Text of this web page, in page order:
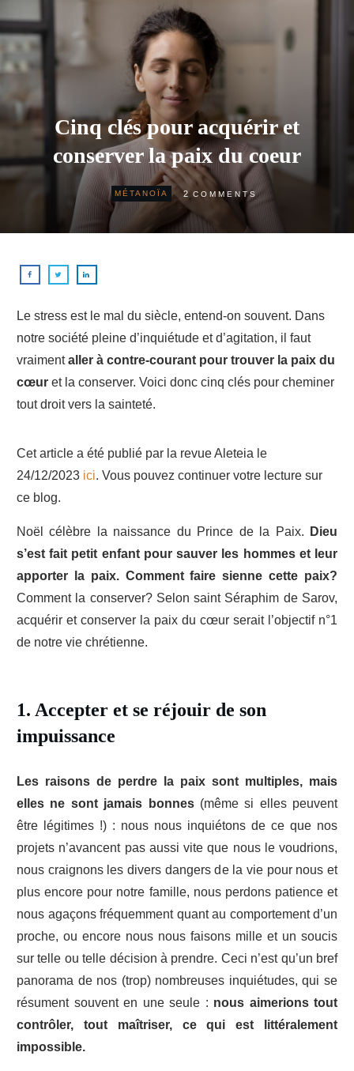
Cinq clés pour acquérir et
conserver la paix du coeur
MÉTANOÏA 2 COMMENTS
Le stress est le mal du siècle, entend-on souvent. Dans
notre société pleine d’inquiétude et d’agitation, il faut
vraimentaller à contre-courant pour trouver la paix du
cœur et la conserver. Voici donc cinq clés pour cheminer
tout droit vers la sainteté.
Cet article a été publié par la revue Aleteia le
24/12/2023 ici. Vous pouvez continuer votre lecture sur
ce blog.
Noël célèbre la naissance du Prince de la Paix.
Dieu
s’est fait petit enfant pour sauver les hommes et leur
apporter la paix. Comment faire sienne cette paix?
Comment la conserver? Selon saint Séraphim de Sarov,
acquérir et conserver la paix du cœur serait l’objectif n°1
de notre vie chrétienne.
1. Accepter et se réjouir de son
impuissance
Les raisons de perdre la paix sont multiples, mais
elles ne sont jamais bonnes(même si elles peuvent
être légitimes !) : nous nous inquiétons de ce que nos
projets n’avancent pas aussi vite que nous le voudrions,
nous craignons les divers dangers de la vie pour nous et
plus encore pour notre famille, nous perdons patience et
nous agaçons fréquemment quant au comportement d’un
proche, ou encore nous nous faisons mille et un soucis
sur telle ou telle décision à prendre. Ceci n’est qu’un bref
panorama de nos (trop) nombreuses inquiétudes, qui se
résument souvent en une seule : nous aimerions tout
contrôler, tout maîtriser, ce qui est littéralement
impossible.